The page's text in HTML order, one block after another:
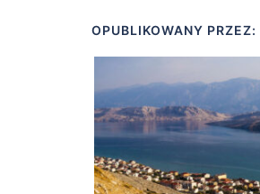
OPUBLIKOWANY PRZEZ: